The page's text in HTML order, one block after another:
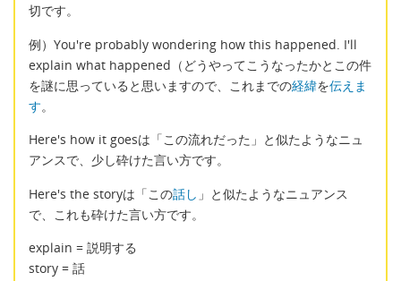
切です。
例）You're probably wondering how this happened. I'll
explain what happened（どうやってこうなったかとこの件
を謎に思っていると思いますので、これまでの経緯を伝えま
す。
Here's how it goesは「この流れだった」と似たようなニュ
アンスで、少し砕けた言い方です。
Here's the storyは「この話し 」と似たようなニュアンス
で、これも砕けた言い方です。
explain = 説明する
story = 話